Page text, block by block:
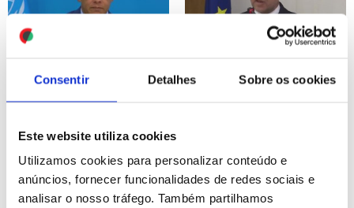
Consentir Detalhes Sobre os cookies
Este website utiliza cookies
Utilizamos cookies para personalizar conteúdo e
anúncios, fornecer funcionalidades de redes sociais e
analisar o nosso tráfego. Também partilhamos
Registados mais 5.500
ONU
ID: 47538949 Date: 29/07/2026 21:39
Luís Neves diz que se
ID: 47538571 Date: 29/07/2026 20:30